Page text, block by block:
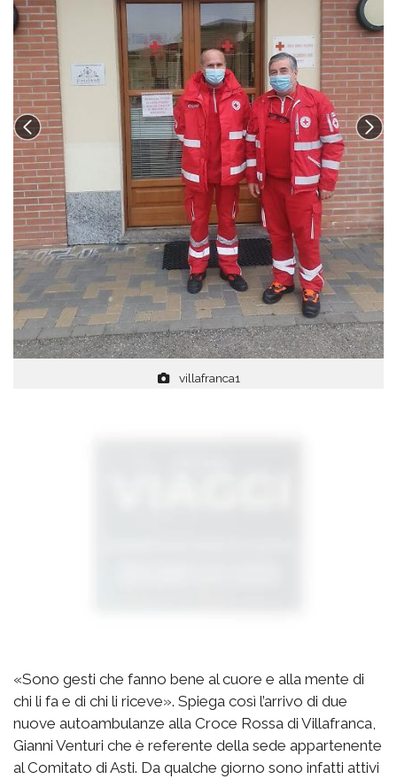
villafranca1
«Sono gesti che fanno bene al cuore e alla mente di
chi li fa e di chi li riceve». Spiega così l’arrivo di due
nuove autoambulanze alla Croce Rossa di Villafranca,
Gianni Venturi che è referente della sede appartenente
al Comitato di Asti. Da qualche giorno sono infatti attivi